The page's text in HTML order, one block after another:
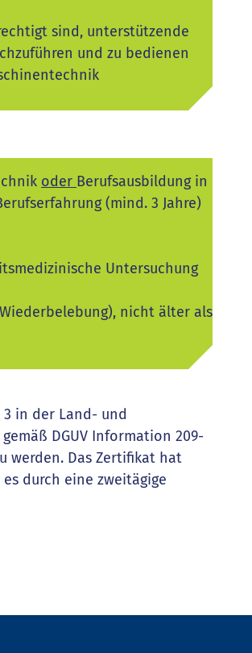
sind, unterstützende
und zu bedienen
oder Berufsausbildung in
(mind. 3 Jahre)
Untersuchung
nicht älter als
3 in der Land- und
DGUV Information 209-
werden. Das Zertifikat hat
durch eine zweitägige